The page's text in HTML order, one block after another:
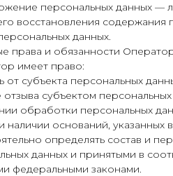
персональных данных —
восстановления
данных.
права и обязанности
имеет право:
от субъекта персональных
отзыва субъектом
обработки персональных
наличии оснований, указанных
определять состав и
данных и принятыми в
федеральными законами.